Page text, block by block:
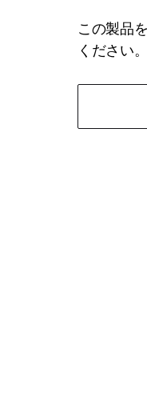
この製品
ください。